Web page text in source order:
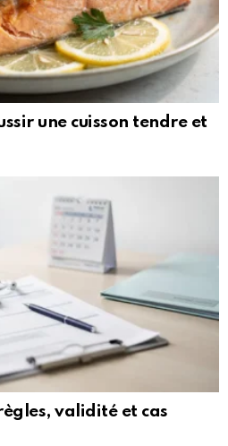
une cuisson tendre et
validité et cas